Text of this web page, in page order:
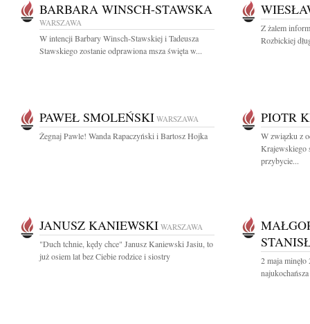
BARBARA WINSCH-STAWSKA
WARSZAWA
W intencji Barbary Winsch-Stawskiej i Tadeusza
Stawskiego zostanie odprawiona msza święta w...
Z żalem
Rozbickiej
PAWEŁ SMOLEŃSKI WARSZAWA
Żegnaj Pawle! Wanda Rapaczyński i Bartosz Hojka
PIOTR
W związku z
Krajewskiego
przybycie...
JANUSZ KANIEWSKI WARSZAWA
"Duch tchnie, kędy chce" Janusz Kaniewski Jasiu, to
już osiem lat bez Ciebie rodzice i siostry
2 maja